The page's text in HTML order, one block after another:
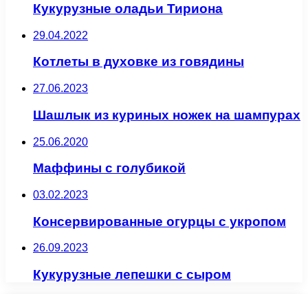
Кукурузные оладьи Тириона
29.04.2022
Котлеты в духовке из говядины
27.06.2023
Шашлык из куриных ножек на шампурах
25.06.2020
Маффины с голубикой
03.02.2023
Консервированные огурцы с укропом
26.09.2023
Кукурузные лепешки с сыром